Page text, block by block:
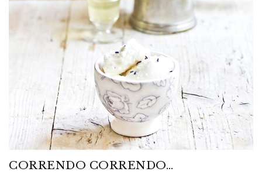
CORRENDO CORRENDO…